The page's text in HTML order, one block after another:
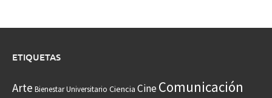
ETIQUETAS
Arte Bienestar Universitario Ciencia CineComunicación